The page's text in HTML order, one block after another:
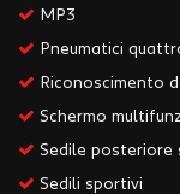
MP3
Pneumatici
Riconoscimento
Schermo
Sedile posteriore
Sedili sportivi